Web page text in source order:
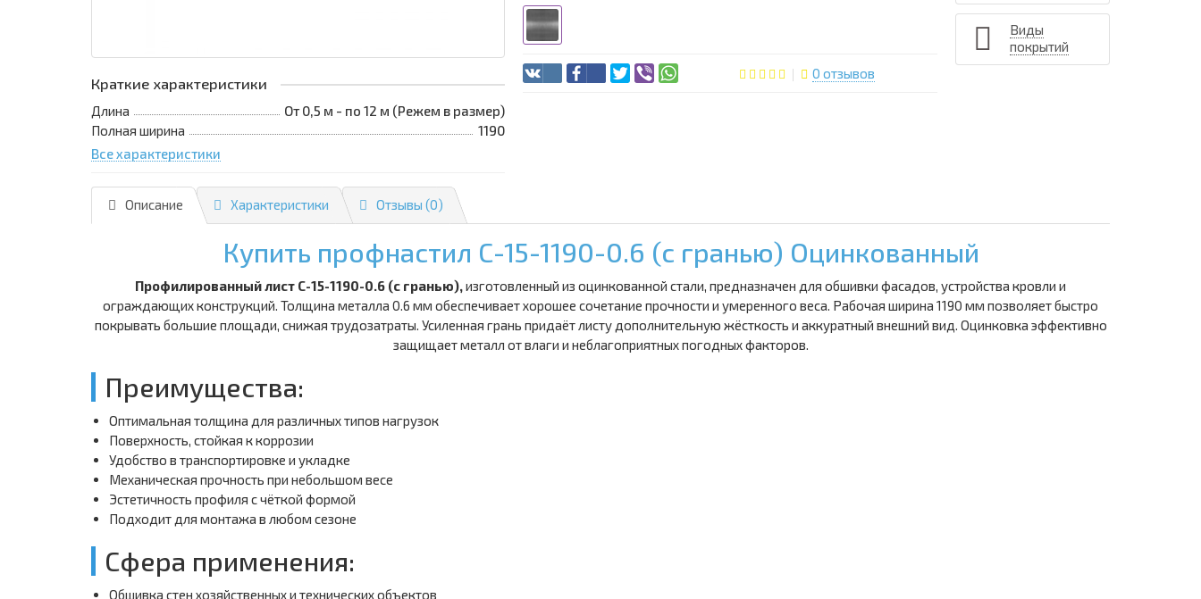
Краткие характеристики
Длина
От 0,5 м - по 12 м (Режем в размер)
Полная ширина
1190
Все характеристики
0 отзывов
Виды
покрытий
Описание Характеристики Отзывы (0)
Купить профнастил С-15-1190-0.6 (с гранью) Оцинкованный
Профилированный лист С-15-1190-0.6 (с гранью),изготовленный из оцинкованной стали, предназначен для обшивки фасадов, устройства кровли и
ограждающих конструкций. Толщина металла 0.6 мм обеспечивает хорошее сочетание прочности и умеренного веса. Рабочая ширина 1190 мм позволяет быстро
покрывать большие площади, снижая трудозатраты. Усиленная грань придаёт листу дополнительную жёсткость и аккуратный внешний вид. Оцинковка эффективно
защищает металл от влаги и неблагоприятных погодных факторов.
Преимущества:
Оптимальная толщина для различных типов нагрузок
Поверхность, стойкая к коррозии
Удобство в транспортировке и укладке
Механическая прочность при небольшом весе
Эстетичность профиля с чёткой формой
Подходит для монтажа в любом сезоне
Сфера применения:
Обшивка стен хозяйственных и технических объектов